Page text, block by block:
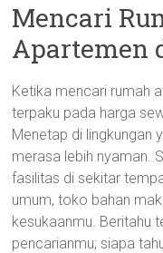
Mencari
Apartemen
Ketika mencari rumah
terpaku pada harga
Menetap di lingkungan
merasa lebih nyaman.
fasilitas di sekitar
umum, toko bahan
kesukaanmu. Beritahu
pencarianmu; siapa